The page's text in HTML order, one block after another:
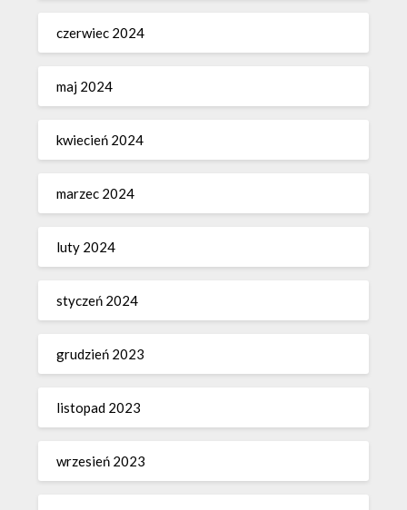
czerwiec 2024
maj 2024
kwiecień 2024
marzec 2024
luty 2024
styczeń 2024
grudzień 2023
listopad 2023
wrzesień 2023